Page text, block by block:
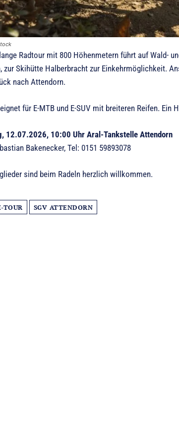
Radtour mit 800 Höhenmetern führt auf Wald-
zur Skihütte Halberbracht zur Einkehrmöglichkeit.
nach Attendorn.
für E-MTB und E-SUV mit breiteren Reifen.
12.07.2026, 10:00 Uhr Aral-Tankstelle Attendorn
Bakenecker, Tel: 0151 59893078
sind beim Radeln herzlich willkommen.
TOUR SGV ATTENDORN